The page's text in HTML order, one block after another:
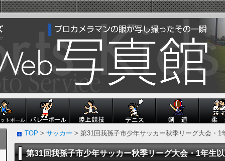
TOP > サッカー > 第31回我孫子市少年サッカー秋季リーグ大会・1
第31回我孫子市少年サッカー秋季リーグ大会・1年生